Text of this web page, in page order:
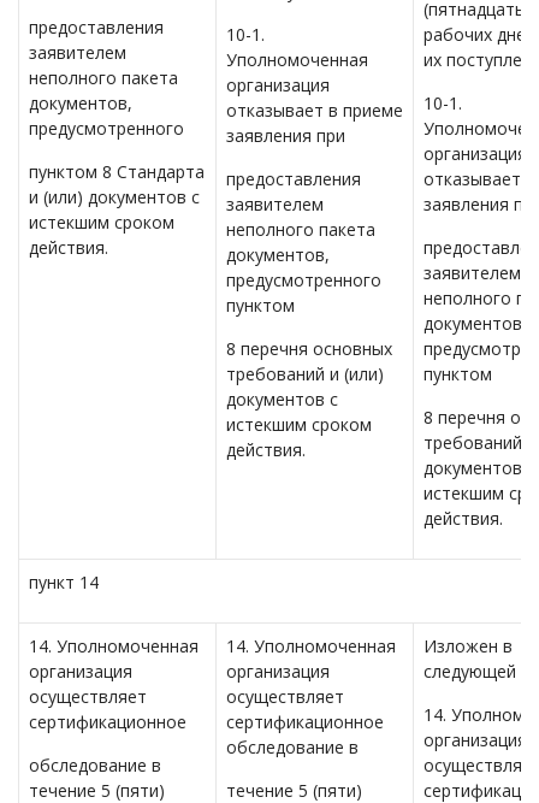
предоставления
заявителем
неполного пакета
документов,
предусмотренного
пунктом 8 Стандарта
и (или) документов с
истекшим сроком
действия.
10-1.
Уполномоченная
организация
отказывает в приеме
заявления при
предоставления
заявителем
неполного пакета
документов,
предусмотренного
пунктом
8 перечня основных
требований и (или)
документов с
истекшим сроком
действия.
(пятнадцать)
рабочих
их
10-1.
организация
отказывает
заявления
заявителем
неполного
документов,
пунктом
8 перечня
требований
документов с
истекшим
действия.
пункт 14
14. Уполномоченная
организация
осуществляет
сертификационное
обследование в
течение 5 (пяти)
14. Уполномоченная
организация
осуществляет
сертификационное
обследование в
течение 5 (пяти)
Изложен в
следующей
14.
организация